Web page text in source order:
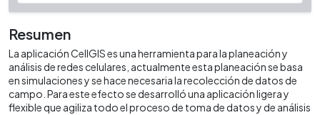
Resumen
La aplicación CellGIS es una herramienta para la planeación y
análisis de redes celulares, actualmente esta planeación se basa
en simulaciones y se hace necesaria la recolección de datos de
campo. Para este efecto se desarrolló una aplicación ligera y
flexible que agiliza todo el proceso de toma de datos y de análisis